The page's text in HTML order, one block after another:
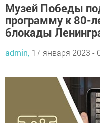
Музей Победы
программу к 80-
блокады
admin, 17 января 2023 -